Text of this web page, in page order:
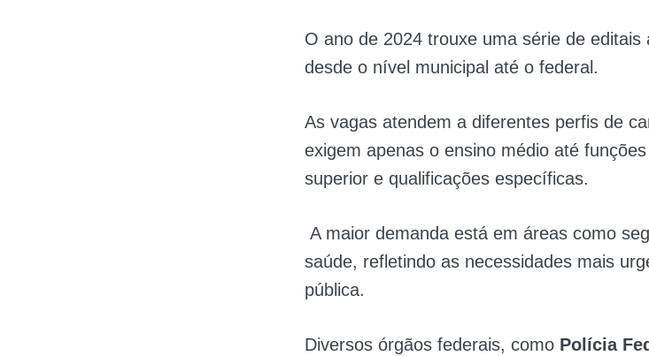
O ano de 2024 trouxe uma série de
desde o nível municipal até o federal.
As vagas atendem a diferentes perfis de
exigem apenas o ensino médio até
superior e qualificações específicas.
A maior demanda está em áreas como
saúde, refletindo as necessidades mais
pública.
Diversos órgãos federais, como Polícia